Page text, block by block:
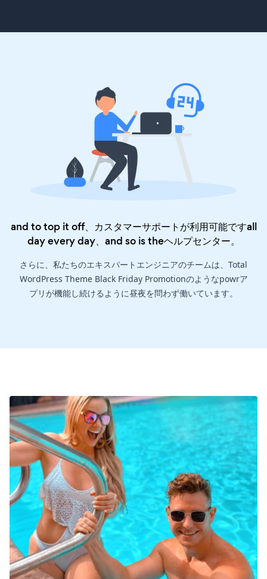
and to top it off、カスタマーサポートが利用可能ですall
day every day、and so is theヘルプセンター。
さらに、私たちのエキスパートエンジニアのチームは、Total
WordPress Theme Black Friday Promotionのようなpowrア
プリが機能し続けるように昼夜を問わず働いています。